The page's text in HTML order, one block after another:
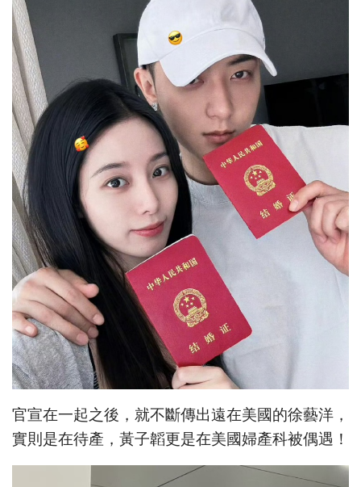
官宣在一起之後，就不斷傳出遠在美國的徐藝洋，
實則是在待產，黃子韜更是在美國婦產科被偶遇！